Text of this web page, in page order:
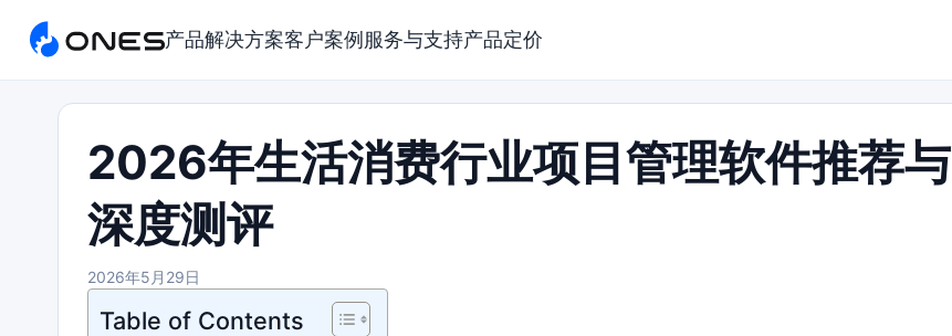
产品解决方案客户案例 服务与支持产品定价
2026年生活消费行业项目管理软件推荐与
深度测评
2026年5月29日
Table of Contents